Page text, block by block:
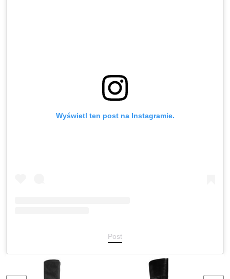
Wyświetl ten post na Instagramie.
Post